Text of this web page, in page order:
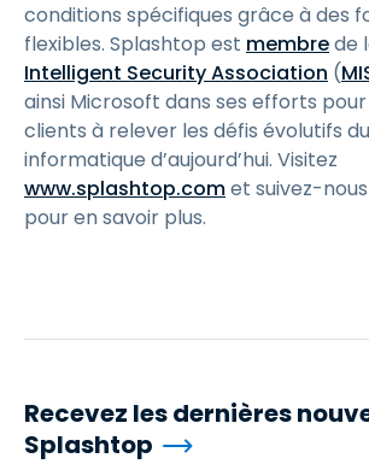
conditions spécifiques grâce à des
flexibles. Splashtop est membrede
Intelligent Security Association (
ainsi Microsoft dans ses efforts
clients à relever les défis évolutifs
informatique d’aujourd’hui. Visitez
www.splashtop.comet suivez-
pour en savoir plus.
Recevez les dernières
Splashtop